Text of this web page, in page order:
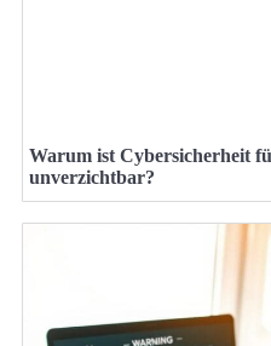
Warum ist Cybersicherheit
unverzichtbar?